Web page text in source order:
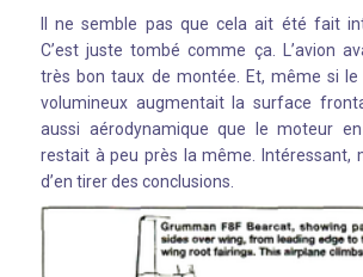
Il ne semble pas que cela ait été fait
C’est juste tombé comme ça. L’avion
très bon taux de montée. Et, même si
volumineux augmentait la surface
aussi aérodynamique que le moteur
restait à peu près la même. Intéressant,
d’en tirer des conclusions.